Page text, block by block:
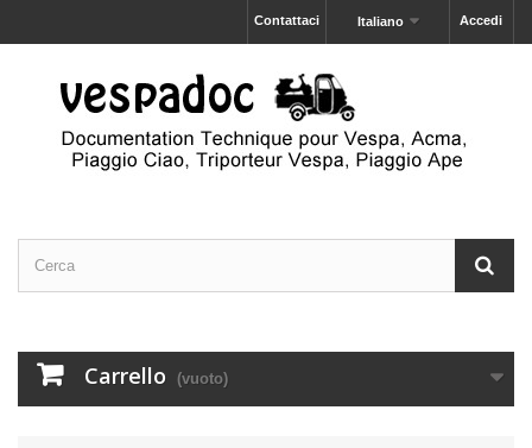
Accedi
Italiano
Contattaci
Carrello (vuoto)